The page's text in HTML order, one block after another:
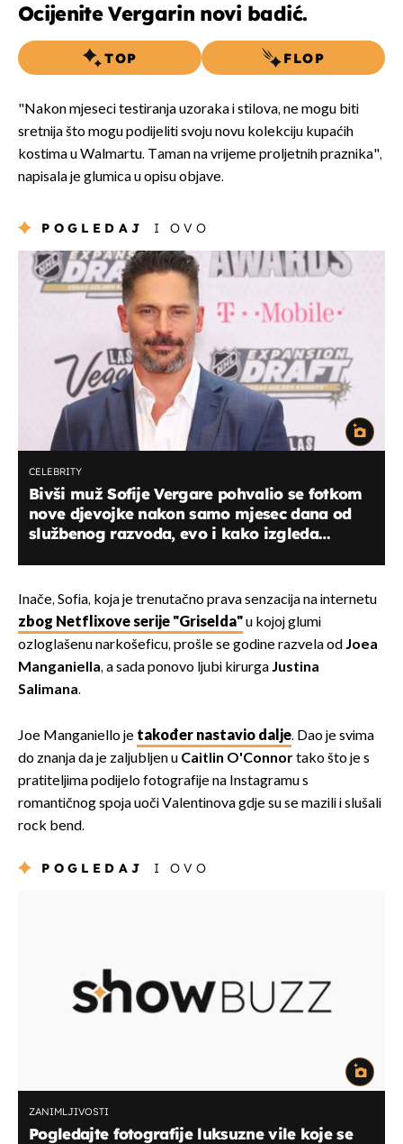
Ocijenite Vergarin novi badić.
TOP FLOP
"Nakon mjeseci testiranja uzoraka i stilova, ne mogu biti
sretnija što mogu podijeliti svoju novu kolekciju kupaćih
kostima u Walmartu. Taman na vrijeme proljetnih praznika",
napisala je glumica u opisu objave.
POGLEDAJ I OVO
CELEBRITY
Bivši muž Sofije Vergare pohvalio se fotkom
nove djevojke nakon samo mjesec dana od
službenog razvoda, evo i kako izgleda
Inače, Sofia, koja je trenutačno prava senzacija na internetu
zbog Netflixove serije "Griselda"u kojoj glumi
ozloglašenu narkošeficu, prošle se godine razvela odJoea
Manganiella, a sada ponovo ljubi kirurgaJustina
Salimana.
Joe Manganiello je također nastavio dalje. Dao je svima
do znanja da je zaljubljen u Caitlin O'Connortako što je s
pratiteljima podijelo fotografije na Instagramu s
romantičnog spoja uoči Valentinova gdje su se mazili i slušali
rock bend.
POGLEDAJ I OVO
ZANIMLJIVOSTI
Pogledajte fotografije luksuzne vile koje se